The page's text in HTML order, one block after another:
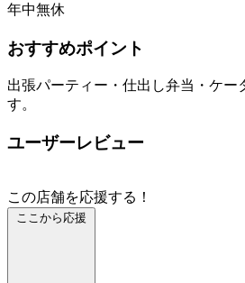
年中無休
おすすめポイント
出張パーティー・仕出し弁当・ケー
す。
ユーザーレビュー
この店舗を応援する！
ここから応援